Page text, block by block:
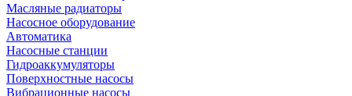
Масляные радиаторы
Насосное оборудование
Автоматика
Насосные станции
Гидроаккумуляторы
Поверхностные насосы
Вибрационные насосы